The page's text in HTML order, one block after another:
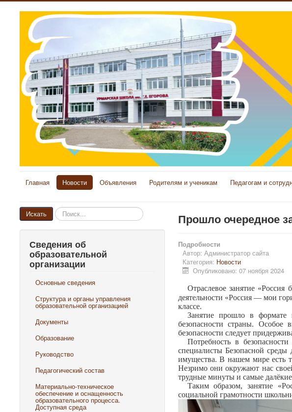
Главная Новости Объявления Родителям и ученикам Педагогам и
Искать Искать...
Сведения об
образовательной
организации
Основные сведения
Структура и органы управления
образовательной организацией
Документы
Образование
Руководство
Педагогический состав
Материально-техническое
обеспечение и оснащенность
образовательного процесса.
Доступная среда
Прошло очередное
Подробности
Автор: Администратор сайта
Категория: Новости
Опубликовано: 07 ноября 2024
Отраслевое занятие «Россия
деятельности «Россия — мои
классе.
Занятие прошло в формате
безопасности страны. Особое
безопасности следует
Потребность в
специалисты Безопасной
имущества. В нашем мире есть
Незримо они окружают нас
трудные минуты и самые
Таким образом, занятие
социальной грамотности